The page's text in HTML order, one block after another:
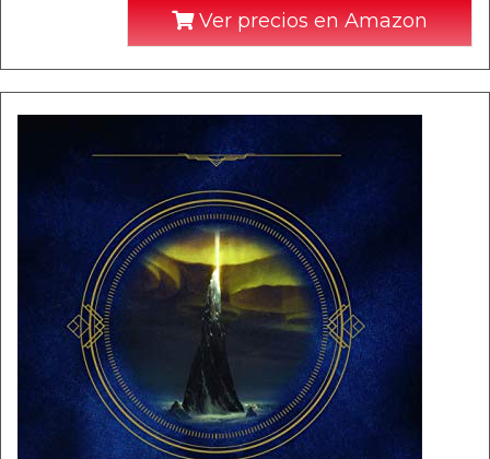
Ver precios en Amazon